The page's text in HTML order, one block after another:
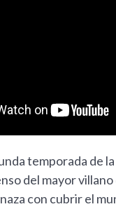
temporada de
del mayor
con cubrir el